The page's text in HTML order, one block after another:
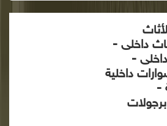
داخلى -
-
داخلية
-